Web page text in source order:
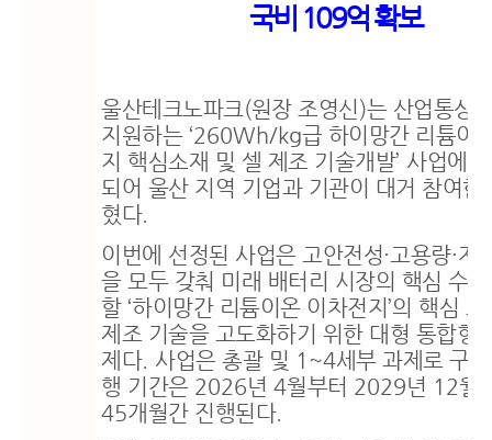
국비 109억 확보
울산테크노파크(원장 조영신)는 산업통상
지원하는 ‘260Wh/kg급 하이망간 리튬이
지 핵심소재 및 셀 제조 기술개발’ 사업에
되어 울산 지역 기업과 기관이 대거 참여한
혔다.
이번에 선정된 사업은 고안전성·고용량·저
을 모두 갖춰 미래 배터리 시장의 핵심 수
할 ‘하이망간 리튬이온 이차전지’의 핵심 소
제조 기술을 고도화하기 위한 대형 통합형
제다. 사업은 총괄 및 1~4세부 과제로 구
행 기간은 2026년4월부터 2029년 12월
45개월간 진행된다.